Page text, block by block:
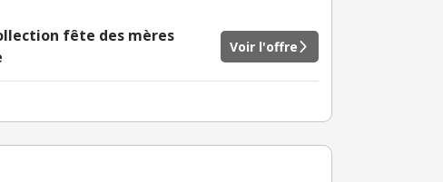
fête des mères
Voir l'offre